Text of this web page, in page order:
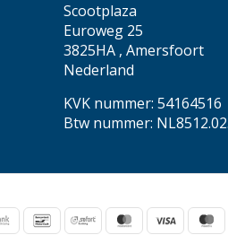
Scootplaza
Euroweg 25
3825HA , Amersfoort
Nederland
KVK nummer: 54164516
Btw nummer: